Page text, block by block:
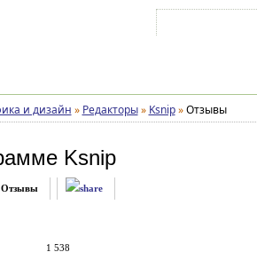
и дизайн » Редакторы » Ksnip » Отзывы
Ksnip
Отзывы
1 538